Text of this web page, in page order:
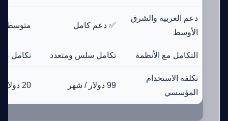
دعم العربية والشرق
الأوسط
✅ دعم كامل متوسط
التكامل مع الأنظمة تكامل سلس ومتعدد تكامل
تكلفة الاستخدام
المؤسسي
99 دولار / شهر 20 دولار / شهر